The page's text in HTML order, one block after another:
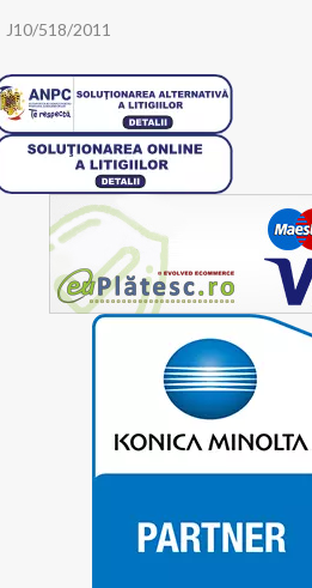
J10/518/2011